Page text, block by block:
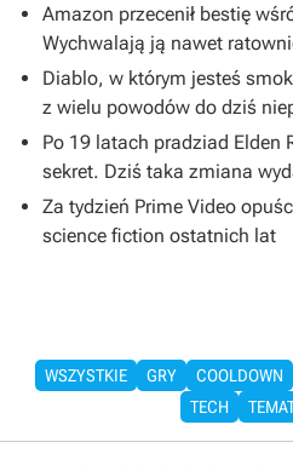
Amazon przecenił bestię
Wychwalają ją nawet
Diablo, w którym jesteś
z wielu powodów do dziś
Po 19 latach pradziad Elden
sekret. Dziś taka zmiana
Za tydzień Prime Video
science fiction ostatnich lat
WSZYSTKIE GRY COOLDOWN
TECH